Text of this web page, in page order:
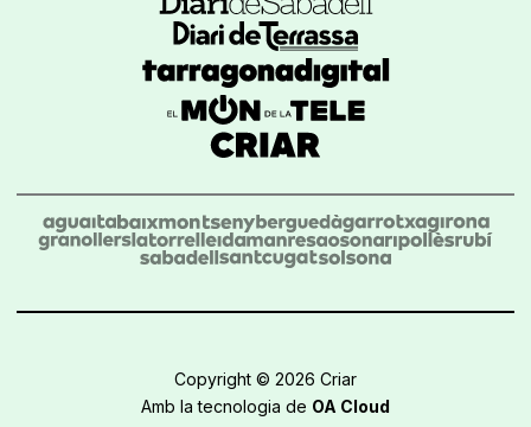
Copyright © 2026 Criar
Amb la tecnologia de OA Cloud